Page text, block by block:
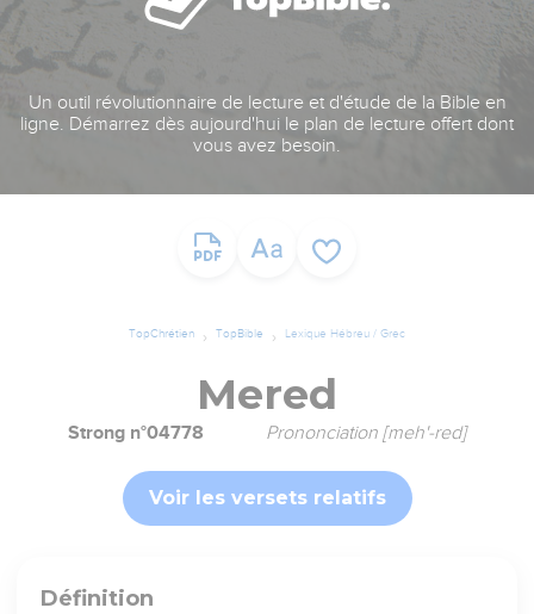
Un outil révolutionnaire de lecture et d'étude de la Bible en
ligne. Démarrez dès aujourd'hui le plan de lecture offert dont
vous avez besoin.
TopChrétien TopBible Lexique Hébreu / Grec
Mered
Strong n°04778 Prononciation [meh'-red]
Voir les versets relatifs
Définition